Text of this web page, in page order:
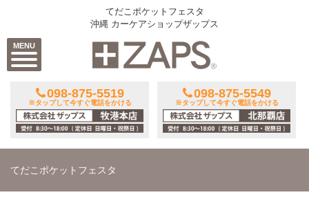
MENU
てだこポケットフェスタ
沖縄 カーケアショップザップス
098-875-5519
※タップして今すぐ電話をかける
098-875-5549
※タップして今すぐ電話をかける
てだこポケットフェスタ